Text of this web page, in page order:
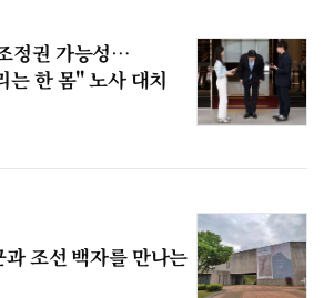
정권 가능성…
는 한 몸" 노사 대치
조선 백자를 만나는